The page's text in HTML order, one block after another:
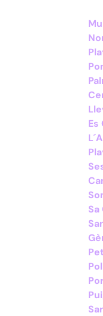
Es